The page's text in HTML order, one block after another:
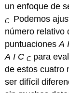
un enfoque de
C. Podemos
número relativo
puntuacionesA I
A I C Cpara
de estos cuatro
ser difícil